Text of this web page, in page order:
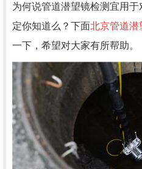
为何说管道潜望镜检测宜用
定你知道么？下面北京管道潜
一下，希望对大家有所帮助。